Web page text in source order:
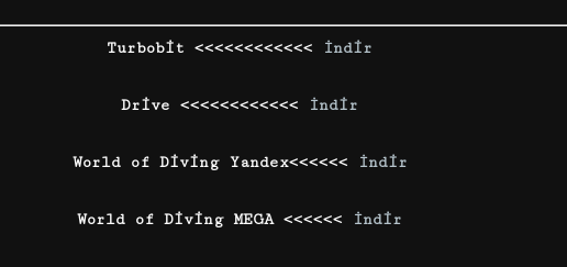
Turbobit <<<<<<<<<<<< İndir
Drive <<<<<<<<<<<< İndir
World of Diving Yandex<<<<<< İndir
World of Diving MEGA <<<<<< İndir